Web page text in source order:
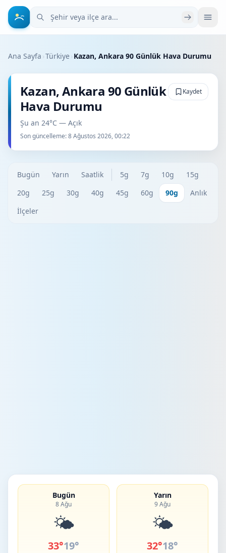
Şehir veya ilçe ara
Ana Sayfa ›Türkiye› Kazan, Ankara 90 Günlük Hava Durumu
Kazan, Ankara 90 Günlük
Hava Durumu
Şu an 24°C — Açık
Son güncelleme:8 Ağustos 2026, 00:22
Kaydet
Bugün Yarın Saatlik 5g 7g 10g
15g
20g
25g 30g 40g 45g 60g 90g
Anlık
İlçeler
Bugün
8 Ağu
🌤️
33°19°
Yarın
9 Ağu
🌤️
32°18°